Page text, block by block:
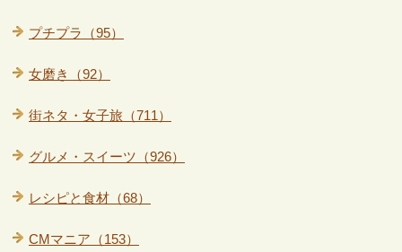
プチプラ（95）
女磨き（92）
街ネタ・女子旅（711）
グルメ・スイーツ（926）
レシピと食材（68）
CMマニア（153）